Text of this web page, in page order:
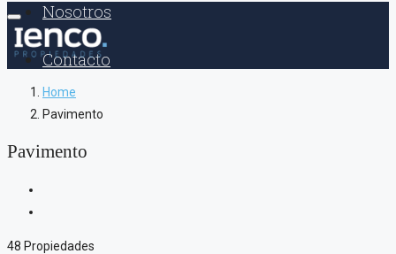
Nosotros
Contacto
Home
Pavimento
Pavimento
48 Propiedades